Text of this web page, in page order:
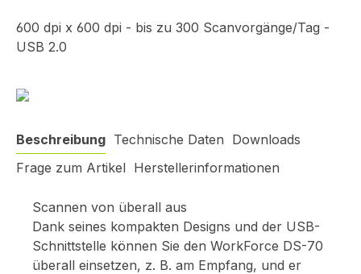
600 dpi x 600 dpi - bis zu 300 Scanvorgänge/Tag -
USB 2.0
Beschreibung Technische Daten Downloads
Frage zum Artikel Herstellerinformationen
Scannen von überall aus
Dank seines kompakten Designs und der USB-
Schnittstelle können Sie den WorkForce DS-70
überall einsetzen, z. B. am Empfang, und er